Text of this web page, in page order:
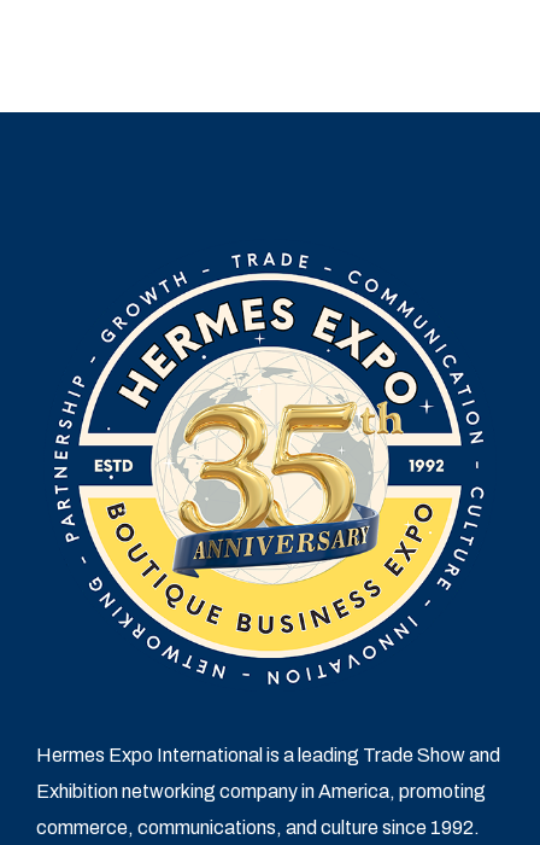
Hermes Expo International is a leading Trade Show and
Exhibition networking company in America, promoting
commerce, communications, and culture since 1992.